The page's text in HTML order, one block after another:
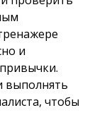
и
выполнять
чтобы